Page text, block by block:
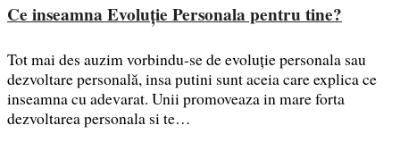
Ce inseamna Evoluție Personala pentru tine?
Tot mai des auzim vorbindu-se de evoluție personala sau
dezvoltare personală, insa putini sunt aceia care explica ce
inseamna cu adevarat. Unii promoveaza in mare forta
dezvoltarea personala si te…